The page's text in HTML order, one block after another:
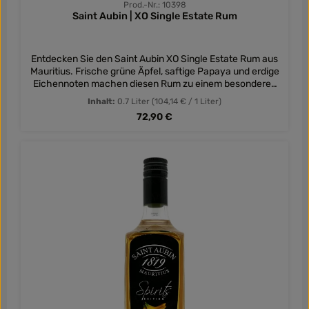
Prod.-Nr.: 10398
Saint Aubin | XO Single Estate Rum
Entdecken Sie den Saint Aubin XO Single Estate Rum aus
Mauritius. Frische grüne Äpfel, saftige Papaya und erdige
Eichennoten machen diesen Rum zu einem besonderen
Genuss.
Inhalt: 0.7 Liter (104,14 € / 1 Liter)
Regulärer Preis:
72,90 €